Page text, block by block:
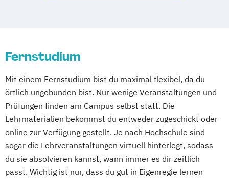
Kindheitspädagogik Duales Studium
Komplementäre Heilverfahren in der
Schmerztherapie
Krisenmanagement im Be­völ­kerungsschutz
Logopädie
Medical Fitness & Athletic Management
Medizinalfachberufe
Fernstudium
Mit einem Fernstudium bist du maximal flexibel, da du
örtlich ungebunden bist. Nur wenige Veranstaltungen und
Prüfungen finden am Campus selbst statt. Die
Lehrmaterialien bekommst du entweder zugeschickt oder
online zur Verfügung gestellt. Je nach Hochschule sind
sogar die Lehrveranstaltungen virtuell hinterlegt, sodass
du sie absolvieren kannst, wann immer es dir zeitlich
passt. Wichtig ist nur, dass du gut in Eigenregie lernen